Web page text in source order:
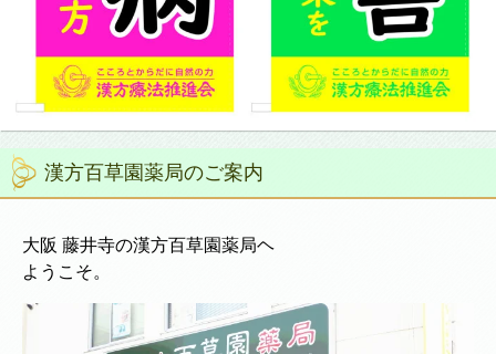
漢方百草園薬局のご案内
大阪 藤井寺の漢方百草園薬局ヘ
ようこそ。